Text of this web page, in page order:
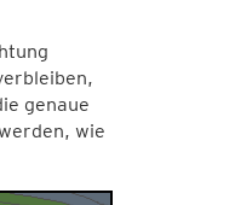
genaue
wie